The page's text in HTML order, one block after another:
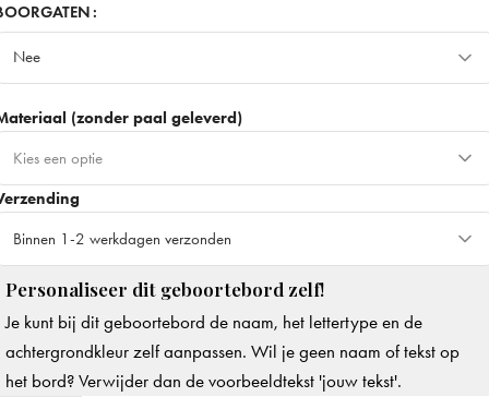
50cm
70cm + €15
90cm
Nee
Nee
Ja + €3
(zonder paal geleverd)
Kies een optie
Dibond - Stevig & duurzaam Beste keuze + €10
Forex - Minder stevig & breekbaar
Binnen 1-2 werkdagen verzonden
Binnen 1-2 werkdagen verzonden
Op werkdagen voor 14.00u besteld, dezelfde dag verzonden + €8
Personaliseer dit geboortebord zelf!
Je kunt bij dit geboortebord de naam, het lettertype en de
achtergrondkleur zelf aanpassen. Wil je geen naam of tekst op
het bord? Verwijder dan de voorbeeldtekst 'jouw tekst'.